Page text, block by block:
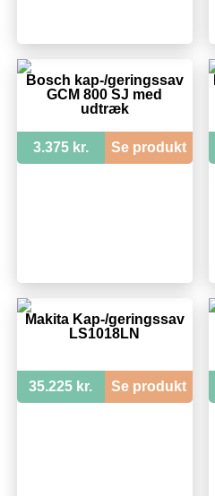
Bosch kap-/geringssav
GCM 800 SJ med
udtræk
3.375 kr. Se produkt
Makita Kap-/geringssav
LS1018LN
35.225 kr. Se produkt